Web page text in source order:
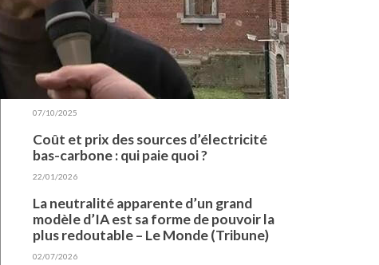
Les plus lus
Que se passe-t-il en Chine sur le front
de la décarbonation ?
07/10/2025
Coût et prix des sources d’électricité
bas-carbone : qui paie quoi ?
22/01/2026
La neutralité apparente d’un grand
modèle d’IA est sa forme de pouvoir la
plus redoutable – Le Monde (Tribune)
02/07/2026